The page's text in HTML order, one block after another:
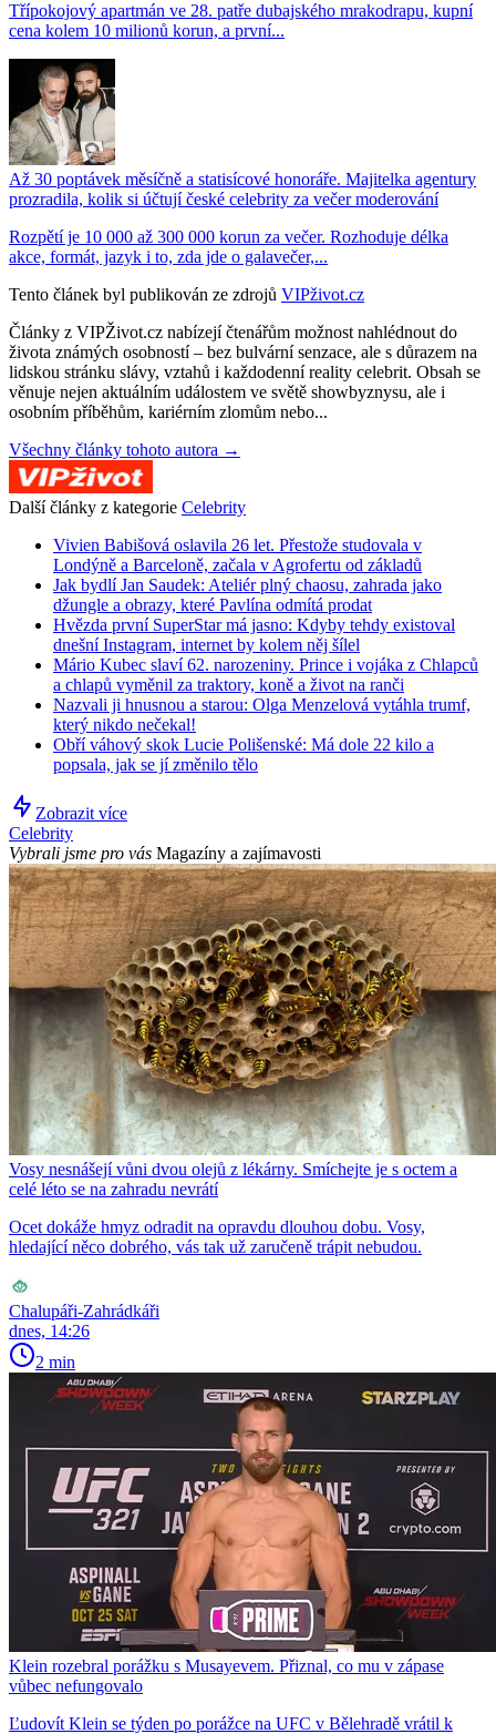
Třípokojový apartmán ve 28. patře dubajského mrakodrapu, kupní
cena kolem 10 milionů korun, a první...
Až 30 poptávek měsíčně a statisícové honoráře. Majitelka agentury
prozradila, kolik si účtují české celebrity za večer moderování
Rozpětí je 10 000 až 300 000 korun za večer. Rozhoduje délka
akce, formát, jazyk i to, zda jde o galavečer,...
Tento článek byl publikován ze zdrojů VIPživot.cz
Články z VIPŽivot.cz nabízejí čtenářům možnost nahlédnout do
života známých osobností – bez bulvární senzace, ale s důrazem na
lidskou stránku slávy, vztahů i každodenní reality celebrit. Obsah se
věnuje nejen aktuálním událostem ve světě showbyznysu, ale i
osobním příběhům, kariérním zlomům nebo...
Všechny články tohoto autora →
Další články z kategorie Celebrity
Vivien Babišová oslavila 26 let. Přestože studovala v
Londýně a Barceloně, začala v Agrofertu od základů
Jak bydlí Jan Saudek: Ateliér plný chaosu, zahrada jako
džungle a obrazy, které Pavlína odmítá prodat
Hvězda první SuperStar má jasno: Kdyby tehdy existoval
dnešní Instagram, internet by kolem něj šílel
Mário Kubec slaví 62. narozeniny. Prince i vojáka z Chlapců
a chlapů vyměnil za traktory, koně a život na ranči
Nazvali ji hnusnou a starou: Olga Menzelová vytáhla trumf,
který nikdo nečekal!
Obří váhový skok Lucie Polišenské: Má dole 22 kilo a
popsala, jak se jí změnilo tělo
Zobrazit více
Celebrity
Vybrali jsme pro vás Magazíny a zajímavosti
Vosy nesnášejí vůni dvou olejů z lékárny. Smíchejte je s octem a
celé léto se na zahradu nevrátí
Ocet dokáže hmyz odradit na opravdu dlouhou dobu. Vosy,
hledající něco dobrého, vás tak už zaručeně trápit nebudou.
Chalupáři-Zahrádkáři
dnes, 14:26
2 min
Klein rozebral porážku s Musayevem. Přiznal, co mu v zápase
vůbec nefungovalo
Ľudovít Klein se týden po porážce na UFC v Bělehradě vrátil k